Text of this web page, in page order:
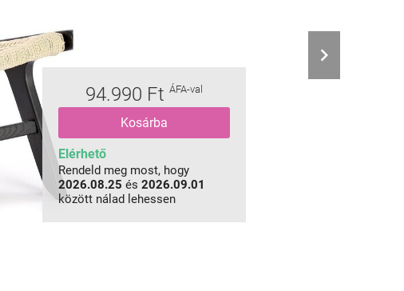
94.990 Ft ÁFA-val
Kosárba
Elérhető
Rendeld meg most, hogy
2026.08.25 és 2026.09.01
között nálad lehessen